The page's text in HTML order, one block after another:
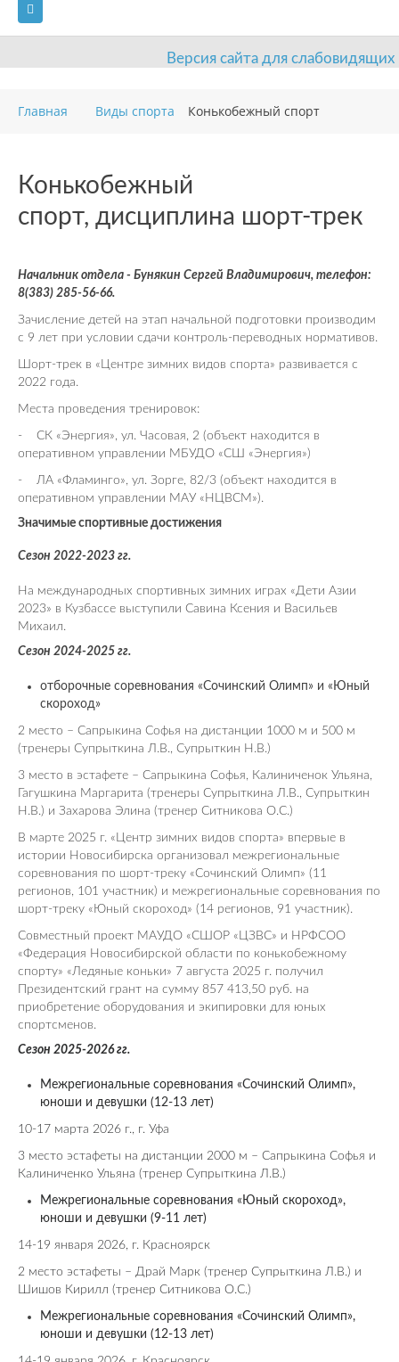
Версия сайта для слабовидящих
ГЛАВНАЯ
ВИДЫ СПОРТА АНТИДОПИНГ
ОБЪЕКТЫ ДОКУМЕНТЫ ПРЕСС-ЦЕНТР
ПЛАТНЫЕ УСЛУГИ КОНТАКТЫ
Главная Виды спорта Конькобежный спорт
Конькобежный
спорт, дисциплина шорт-трек
Начальник отдела - Бунякин Сергей Владимирович, телефон:
8(383) 285-56-66.
Зачисление детей на этап начальной подготовки производим
с 9 лет при условии сдачи контроль-переводных нормативов.
Шорт-трек в «Центре зимних видов спорта» развивается с
2022 года.
Места проведения тренировок:
- СК «Энергия», ул. Часовая, 2 (объект находится в
оперативном управлении МБУДО «СШ «Энергия»)
- ЛА «Фламинго», ул. Зорге, 82/3 (объект находится в
оперативном управлении МАУ «НЦВСМ»).
Значимые спортивные достижения
Сезон 2022-2023 гг.
На международных спортивных зимних играх «Дети Азии
2023» в Кузбассе выступили Савина Ксения и Васильев
Михаил.
Сезон 2024-2025 гг.
отборочные соревнования «Сочинский Олимп» и «Юный
скороход»
2 место – Сапрыкина Софья на дистанции 1000 м и 500 м
(тренеры Супрыткина Л.В., Супрыткин Н.В.)
3 место в эстафете – Сапрыкина Софья, Калиниченок Ульяна,
Гагушкина Маргарита (тренеры Супрыткина Л.В., Супрыткин
Н.В.) и Захарова Элина (тренер Ситникова О.С.)
В марте 2025 г. «Центр зимних видов спорта» впервые в
истории Новосибирска организовал межрегиональные
соревнования по шорт-треку «Сочинский Олимп» (11
регионов, 101 участник) и межрегиональные соревнования по
шорт-треку «Юный скороход» (14 регионов, 91 участник).
Совместный проект МАУДО «СШОР «ЦЗВС» и НРФСОО
«Федерация Новосибирской области по конькобежному
спорту» «Ледяные коньки» 7 августа 2025 г. получил
Президентский грант на сумму 857 413,50 руб. на
приобретение оборудования и экипировки для юных
спортсменов.
Сезон 2025-2026 гг.
Межрегиональные соревнования «Сочинский Олимп»,
юноши и девушки (12-13 лет)
10-17 марта 2026 г., г. Уфа
3 место эстафеты на дистанции 2000 м – Сапрыкина Софья и
Калиниченко Ульяна (тренер Супрыткина Л.В.)
Межрегиональные соревнования «Юный скороход»,
юноши и девушки (9-11 лет)
14-19 января 2026, г. Красноярск
2 место эстафеты – Драй Марк (тренер Супрыткина Л.В.) и
Шишов Кирилл (тренер Ситникова О.С.)
Межрегиональные соревнования «Сочинский Олимп»,
юноши и девушки (12-13 лет)